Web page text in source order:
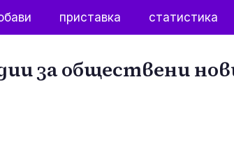
приставка статистика
за обществени